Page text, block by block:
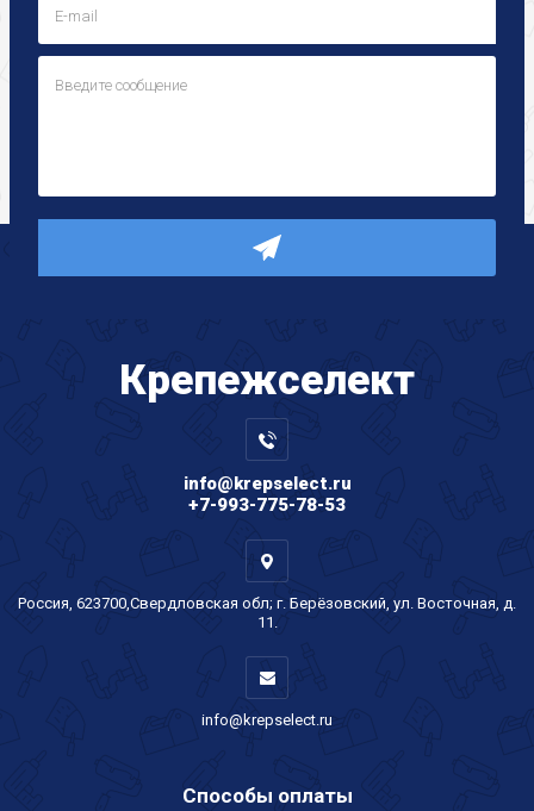
Крепежселект
info@krepselect.ru
+7-993-775-78-53
Россия, 623700,Свердловская обл; г. Берёзовский, ул. Восточная, д.
11.
info@krepselect.ru
Способы оплаты